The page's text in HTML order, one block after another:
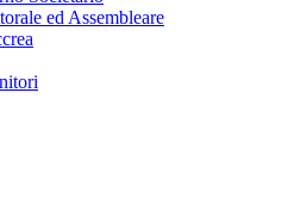
ed Assembleare